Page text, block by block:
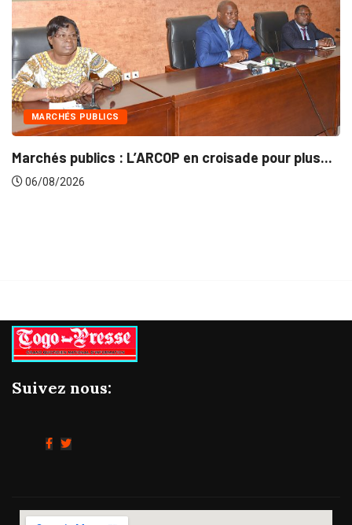
plus...
INTÉGRATION RÉGIONALE
Gestion concertée et durable du Bassin
Suivez nous: